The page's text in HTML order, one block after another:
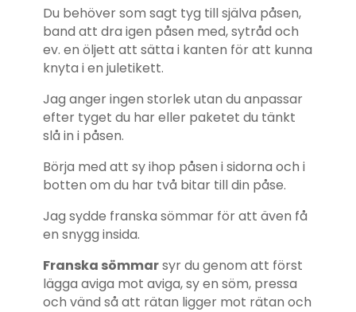
Du behöver som sagt tyg till själva påsen,
band att dra igen påsen med, sytråd och
ev. en öljett att sätta i kanten för att kunna
knyta i en juletikett.
Jag anger ingen storlek utan du anpassar
efter tyget du har eller paketet du tänkt
slå in i påsen.
Börja med att sy ihop påsen i sidorna och i
botten om du har två bitar till din påse.
Jag sydde franska sömmar för att även få
en snygg insida.
Franska sömmarsyr du genom att först
lägga aviga mot aviga, sy en söm, pressa
och vänd så att rätan ligger mot rätan och